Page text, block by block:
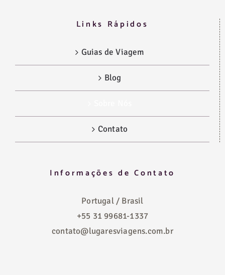
Links Rápidos
Guias de Viagem
Blog
Contato
Informações de Contato
Portugal / Brasil
+55 31 99681-1337
contato@lugaresviagens.com.br